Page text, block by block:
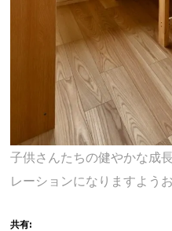
子供さんたちの健やかな成
レーションになりますよう
共有: